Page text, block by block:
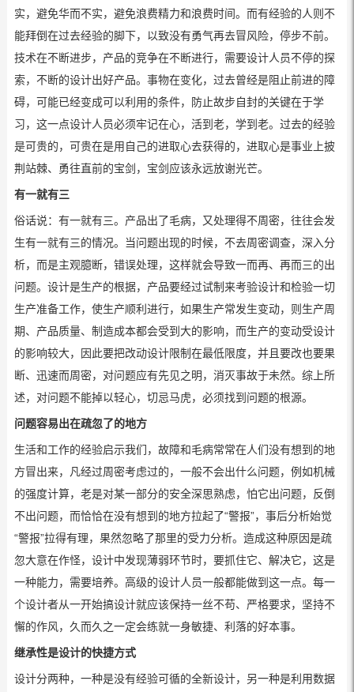
实，避免华而不实，避免浪费精力和浪费时间。而有经验的人则不
能拜倒在过去经验的脚下，以致没有勇气再去冒风险，停步不前。
技术在不断进步，产品的竞争在不断进行，需要设计人员不停的探
索，不断的设计出好产品。事物在变化，过去曾经是阻止前进的障
碍，可能已经变成可以利用的条件，防止故步自封的关键在于学
习，这一点设计人员必须牢记在心，活到老，学到老。过去的经验
是可贵的，可贵在是用自己的进取心去获得的，进取心是事业上披
荆站棘、勇往直前的宝剑，宝剑应该永远放谢光芒。
有一就有三
俗话说：有一就有三。产品出了毛病，又处理得不周密，往往会发
生有一就有三的情况。当问题出现的时候，不去周密调查，深入分
析，而是主观臆断，错误处理，这样就会导致一而再、再而三的出
问题。设计是生产的根据，产品要经过试制来考验设计和检验一切
生产准备工作，使生产顺利进行，如果生产常发生变动，则生产周
期、产品质量、制造成本都会受到大的影响，而生产的变动受设计
的影响较大，因此要把改动设计限制在最低限度，并且要改也要果
断、迅速而周密，对问题应有先见之明，消灭事故于未然。综上所
述，对问题不能掉以轻心，切忌马虎，必须找到问题的根源。
问题容易出在疏忽了的地方
生活和工作的经验启示我们，故障和毛病常常在人们没有想到的地
方冒出来，凡经过周密考虑过的，一般不会出什么问题，例如机械
的强度计算，老是对某一部分的安全深思熟虑，怕它出问题，反倒
不出问题，而恰恰在没有想到的地方拉起了“警报”，事后分析始觉
“警报”拉得有理，果然忽略了那里的受力分析。造成这种原因是疏
忽大意在作怪，设计中发现薄弱环节时，要抓住它、解决它，这是
一种能力，需要培养。高级的设计人员一般都能做到这一点。每一
个设计者从一开始搞设计就应该保持一丝不苟、严格要求，坚持不
懈的作风，久而久之一定会练就一身敏捷、利落的好本事。
继承性是设计的快捷方式
设计分两种，一种是没有经验可循的全新设计，另一种是利用数据